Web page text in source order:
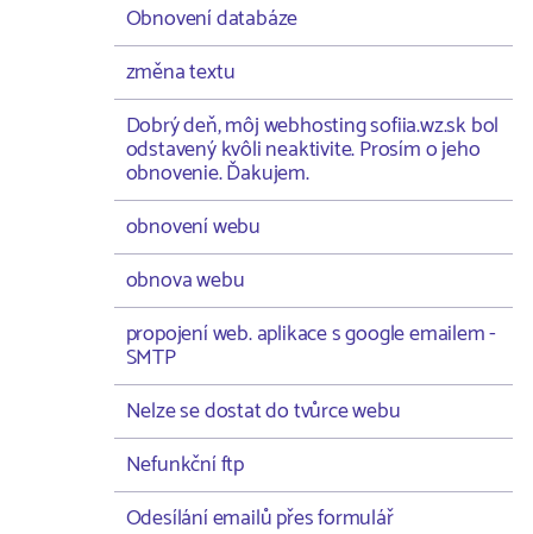
Obnovení databáze
změna textu
Dobrý deň, môj webhosting sofiia.wz.sk bol
odstavený kvôli neaktivite. Prosím o jeho
obnovenie. Ďakujem.
obnovení webu
obnova webu
propojení web. aplikace s google emailem -
SMTP
Nelze se dostat do tvůrce webu
Nefunkční ftp
Odesílání emailů přes formulář